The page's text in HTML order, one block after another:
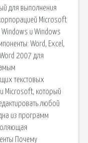
для выполнения
Microsoft
и Windows
Word, Excel,
2007 для
текстовых
Microsoft, который
любой
из программ
Почему